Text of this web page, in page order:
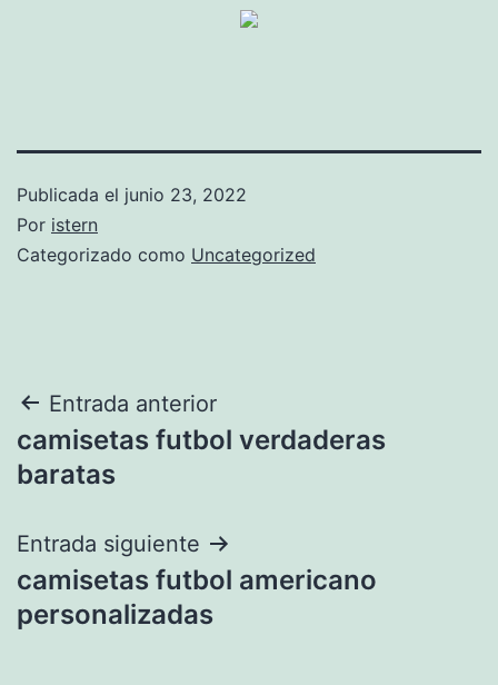
Publicada el junio 23, 2022
Por istern
Categorizado como Uncategorized
Navegación
de
Entrada anterior
camisetas futbol verdaderas
baratas
Entrada siguiente
camisetas futbol americano
personalizadas